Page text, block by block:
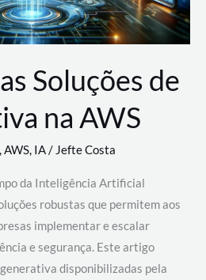
Soluções de
na AWS
,AWS, IA/Jefte Costa
da Inteligência Artificial
robustas que permitem aos
implementar e escalar
e segurança. Este artigo
disponibilizadas pela